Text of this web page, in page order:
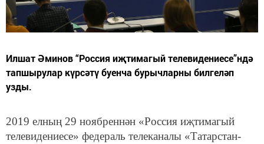
Илшат Әминов “Россия иҗтимагый телевидениесе”ндә
тапшырулар күрсәтү буенча бурычларны билгеләп
узды.
2019 елның 29 ноябреннән «Россия иҗтимагый
телевидениесе» федераль телеканалы «Татарстан-